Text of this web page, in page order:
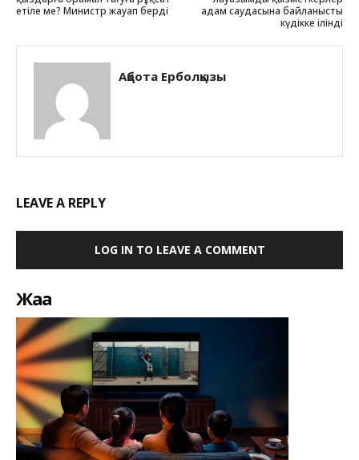
етіле ме? Министр жауап берді
адам саудасына байланысты
күдікке ілінді
Ақбота Ерболқызы
LEAVE A REPLY
LOG IN TO LEAVE A COMMENT
Жаңа